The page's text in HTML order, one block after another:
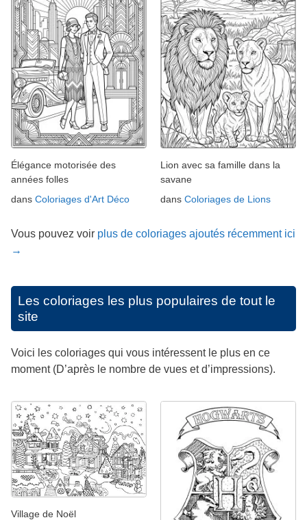
Élégance motorisée des
années folles
dans Coloriages d'Art Déco
Lion avec sa famille dans la
savane
dans Coloriages de Lions
Vous pouvez voir plus de coloriages ajoutés récemment ici
→
Les coloriages les plus populaires de tout le
site
Voici les coloriages qui vous intéressent le plus en ce
moment (D’après le nombre de vues et d’impressions).
Village de Noël